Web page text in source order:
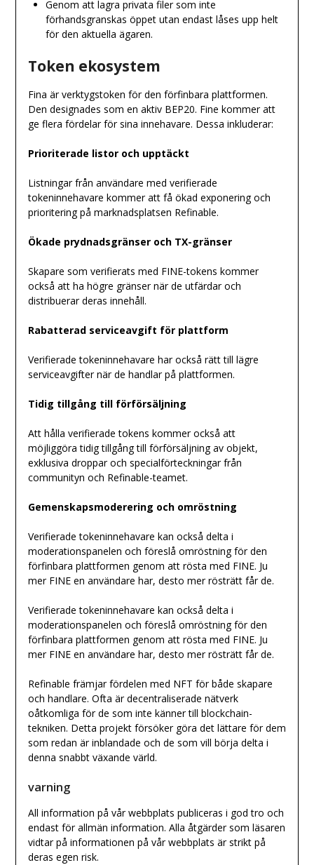
Genom att lagra privata filer som inte
förhandsgranskas öppet utan endast låses upp helt
för den aktuella ägaren.
Token ekosystem
Fina är verktygstoken för den förfinbara plattformen.
Den designades som en aktiv BEP20. Fine kommer att
ge flera fördelar för sina innehavare. Dessa inkluderar:
Prioriterade listor och upptäckt
Listningar från användare med verifierade
tokeninnehavare kommer att få ökad exponering och
prioritering på marknadsplatsen Refinable.
Ökade prydnadsgränser och TX-gränser
Skapare som verifierats med FINE-tokens kommer
också att ha högre gränser när de utfärdar och
distribuerar deras innehåll.
Rabatterad serviceavgift för plattform
Verifierade tokeninnehavare har också rätt till lägre
serviceavgifter när de handlar på plattformen.
Tidig tillgång till förförsäljning
Att hålla verifierade tokens kommer också att
möjliggöra tidig tillgång till förförsäljning av objekt,
exklusiva droppar och specialförteckningar från
communityn och Refinable-teamet.
Gemenskapsmoderering och omröstning
Verifierade tokeninnehavare kan också delta i
moderationspanelen och föreslå omröstning för den
förfinbara plattformen genom att rösta med FINE. Ju
mer FINE en användare har, desto mer rösträtt får de.
Verifierade tokeninnehavare kan också delta i
moderationspanelen och föreslå omröstning för den
förfinbara plattformen genom att rösta med FINE. Ju
mer FINE en användare har, desto mer rösträtt får de.
Refinable främjar fördelen med NFT för både skapare
och handlare. Ofta är decentraliserade nätverk
oåtkomliga för de som inte känner till blockchain-
tekniken. Detta projekt försöker göra det lättare för dem
som redan är inblandade och de som vill börja delta i
denna snabbt växande värld.
varning
All information på vår webbplats publiceras i god tro och
endast för allmän information. Alla åtgärder som läsaren
vidtar på informationen på vår webbplats är strikt på
deras egen risk.